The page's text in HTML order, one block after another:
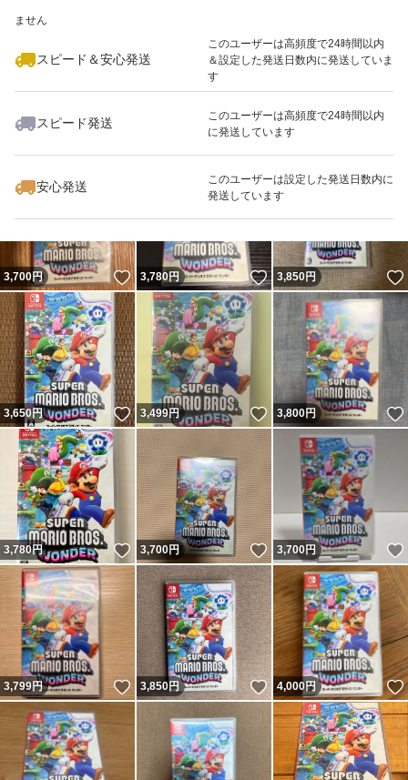
ません
スピード＆安心発送
このユーザーは高頻度で24時間以内
＆設定した発送日数内に発送していま
す
スピード発送
このユーザーは高頻度で24時間以内
に発送しています
安心発送
このユーザーは設定した発送日数内に
発送しています
いいね！
3,800
3,700円 いいね！
3,780円 いいね！
3,850円
3,650円 いいね！
3,499円 いいね！
3,800円
3,780円 いいね！
3,700円 いいね！
3,700円
3,799円 いいね！
3,850円 いいね！
4,000円